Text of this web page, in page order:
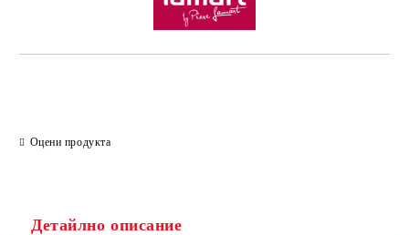
Оцени продукта
Детайлно описание